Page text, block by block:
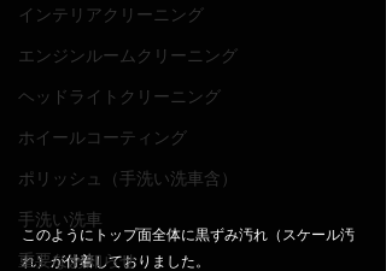
インテリアクリーニング
エンジンルームクリーニング
ヘッドライトクリーニング
ホイールコーティング
ポリッシュ（手洗い洗車含）
手洗い洗車
重要なお知らせ
このようにトップ面全体に黒ずみ汚れ（スケール汚
れ）が付着しておりました。